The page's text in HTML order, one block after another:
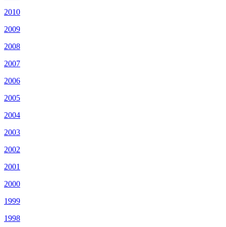
2010
2009
2008
2007
2006
2005
2004
2003
2002
2001
2000
1999
1998